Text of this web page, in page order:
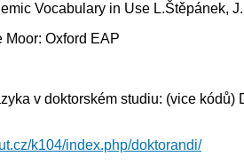
Vocabulary in Use L.Štěpánek,
Moor: Oxford EAP
v doktorském studiu: (vice kódů)
k104/index.php/doktorandi/